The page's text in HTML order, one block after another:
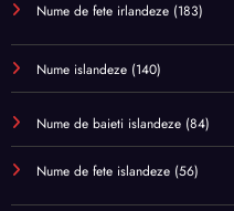
Nume de fete irlandeze (183)
Nume islandeze (140)
Nume de baieti islandeze (84)
Nume de fete islandeze (56)